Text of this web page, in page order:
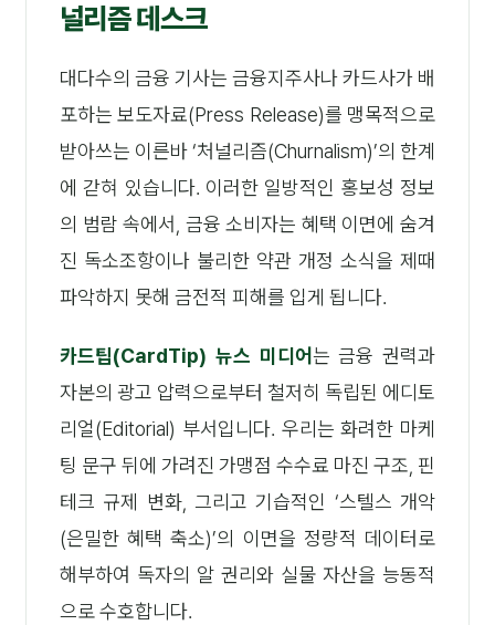
널리즘 데스크
대다수의 금융 기사는 금융지주사나 카드사가 배
포하는 보도자료(Press Release)를 맹목적으로
받아쓰는 이른바 ‘처널리즘(Churnalism)’의 한계
에 갇혀 있습니다. 이러한 일방적인 홍보성 정보
의 범람 속에서, 금융 소비자는 혜택 이면에 숨겨
진 독소조항이나 불리한 약관 개정 소식을 제때
파악하지 못해 금전적 피해를 입게 됩니다.
카드팁(CardTip) 뉴스 미디어는 금융 권력과
자본의 광고 압력으로부터 철저히 독립된 에디토
리얼(Editorial) 부서입니다. 우리는 화려한 마케
팅 문구 뒤에 가려진 가맹점 수수료 마진 구조, 핀
테크 규제 변화, 그리고 기습적인 ‘스텔스 개악
(은밀한 혜택 축소)’의 이면을 정량적 데이터로
해부하여 독자의 알 권리와 실물 자산을 능동적
으로 수호합니다.